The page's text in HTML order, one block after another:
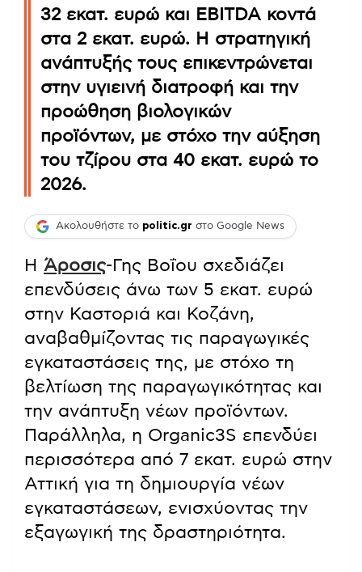
32 εκατ. ευρώ και EBITDA κοντά
στα 2 εκατ. ευρώ. Η στρατηγική
ανάπτυξής τους επικεντρώνεται
στην υγιεινή διατροφή και την
προώθηση βιολογικών
προϊόντων, με στόχο την αύξηση
του τζίρου στα 40 εκατ. ευρώ το
2026.
Ακολουθήστε το politic.gr στο Google News
Η Άροσις-Γης Βοΐου σχεδιάζει
επενδύσεις άνω των 5 εκατ. ευρώ
στην Καστοριά και Κοζάνη,
αναβαθμίζοντας τις παραγωγικές
εγκαταστάσεις της, με στόχο τη
βελτίωση της παραγωγικότητας και
την ανάπτυξη νέων προϊόντων.
Παράλληλα, η Organic3S επενδύει
περισσότερα από 7 εκατ. ευρώ στην
Αττική για τη δημιουργία νέων
εγκαταστάσεων, ενισχύοντας την
εξαγωγική της δραστηριότητα.